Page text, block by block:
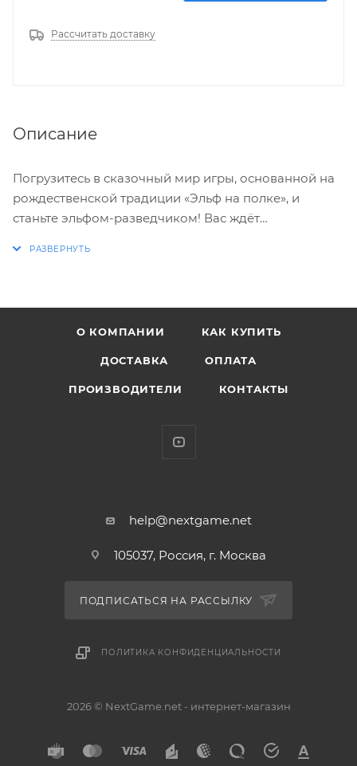
Рассчитать доставку
Описание
Погрузитесь в сказочный мир игры, основанной на
рождественской традиции «Эльф на полке», и
станьте эльфом-разведчиком! Вас ждёт
помощью модных нарядов и аксессуаров.
Готовьтесь к незабываемым приключениям и
О КОМПАНИИ КАК КУПИТЬ
ДОСТАВКА ОПЛАТА
ПРОИЗВОДИТЕЛИ КОНТАКТЫ
help@nextgame.net
105037, Россия, г. Москва
ПОДПИСАТЬСЯ НА РАССЫЛКУ
ПОЛИТИКА КОНФИДЕНЦИАЛЬНОСТИ
2026 © NextGame.net - интернет-магазин